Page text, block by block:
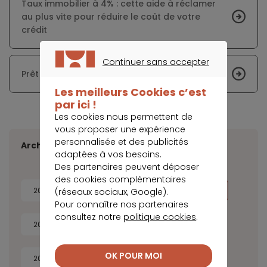
Taux immobilier à 4% : cette aide à réclamer
au plus vite pour réduire le coût de votre
crédit
Prêt immobilier : la production en chute libre
Archives
2026 2025 2024
2022 2020 2019
2018
Continuer sans accepter
Les meilleurs Cookies c’est
par ici !
Les cookies nous permettent de
vous proposer une expérience
personnalisée et des publicités
adaptées à vos besoins.
Des partenaires peuvent déposer
des cookies complémentaires
(réseaux sociaux, Google).
Pour connaître nos partenaires
consultez notre politique cookies.
OK POUR MOI